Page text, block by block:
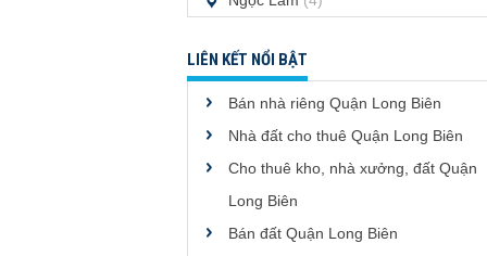
LIÊN KẾT NỔI BẬT
Bán nhà riêng Quận Long Biên
Nhà đất cho thuê Quận Long Biên
Cho thuê kho, nhà xưởng, đất Quận
Long Biên
Bán đất Quận Long Biên